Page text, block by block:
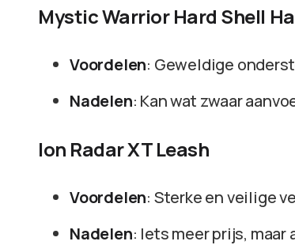
Mystic Warrior Hard Shell
Voordelen: Geweldige
Nadelen: Kan wat zwaar
Ion Radar XT Leash
Voordelen: Sterke en veilige
Nadelen: Iets meer prijs,